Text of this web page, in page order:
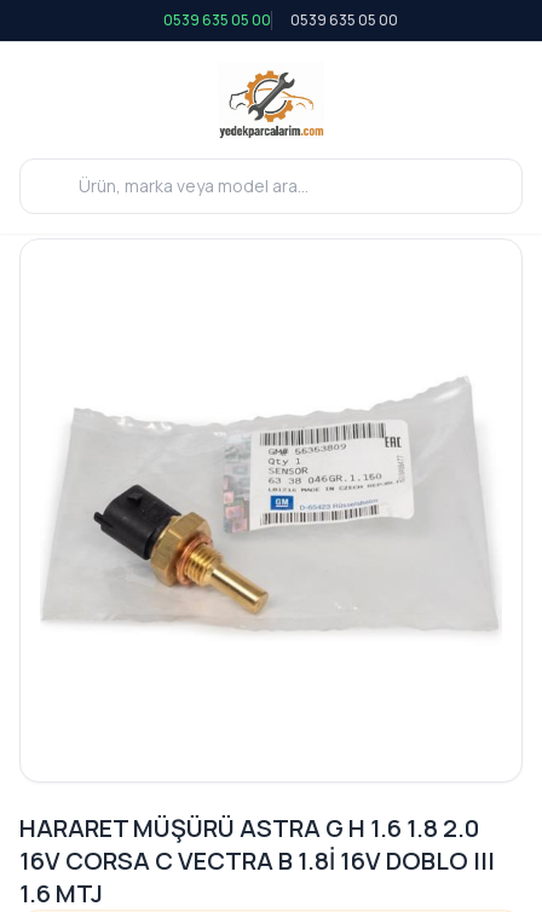
0539 635 05 00 0539 635 05 00
HARARET MÜŞÜRÜ ASTRA G H 1.6 1.8 2.0
16V CORSA C VECTRA B 1.8İ 16V DOBLO III
1.6 MTJ